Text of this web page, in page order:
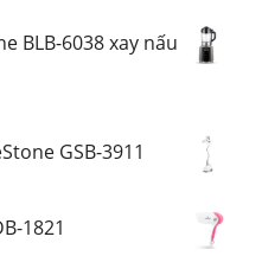
BLB-6038 xay nấu
GSB-3911
1821